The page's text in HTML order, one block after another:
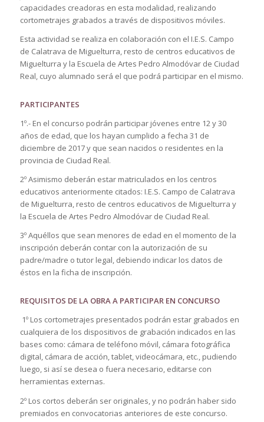
capacidades creadoras en esta modalidad, realizando
cortometrajes grabados a través de dispositivos móviles.
Esta actividad se realiza en colaboración con el I.E.S. Campo
de Calatrava de Miguelturra, resto de centros educativos de
Miguelturra y la Escuela de Artes Pedro Almodóvar de Ciudad
Real, cuyo alumnado será el que podrá participar en el mismo.
PARTICIPANTES
1º.- En el concurso podrán participar jóvenes entre 12 y 30
años de edad, que los hayan cumplido a fecha 31 de
diciembre de 2017 y que sean nacidos o residentes en la
provincia de Ciudad Real.
2º Asimismo deberán estar matriculados en los centros
educativos anteriormente citados: I.E.S. Campo de Calatrava
de Miguelturra, resto de centros educativos de Miguelturra y
la Escuela de Artes Pedro Almodóvar de Ciudad Real.
3º Aquéllos que sean menores de edad en el momento de la
inscripción deberán contar con la autorización de su
padre/madre o tutor legal, debiendo indicar los datos de
éstos en la ficha de inscripción.
REQUISITOS DE LA OBRA A PARTICIPAR EN CONCURSO
1º Los cortometrajes presentados podrán estar grabados en
cualquiera de los dispositivos de grabación indicados en las
bases como: cámara de teléfono móvil, cámara fotográfica
digital, cámara de acción, tablet, videocámara, etc., pudiendo
luego, si así se desea o fuera necesario, editarse con
herramientas externas.
2º Los cortos deberán ser originales, y no podrán haber sido
premiados en convocatorias anteriores de este concurso.